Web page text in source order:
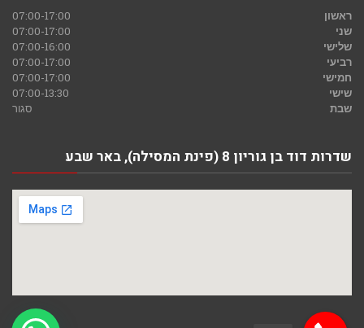
ראשון
07:00-17:00
שני
07:00-17:00
שלישי
07:00-16:00
רביעי
07:00-17:00
חמישי
07:00-17:00
שישי
07:00-13:30
שבת
סגור
שדרות דוד בן גוריון 8 (פינת המסילה), באר שבע